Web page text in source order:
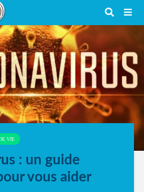
VIE
: un guide
vous aider